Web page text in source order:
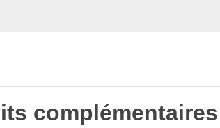
complémentaires